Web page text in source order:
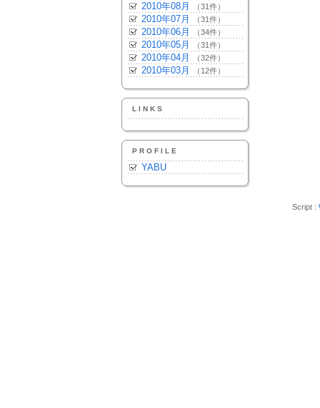
2010年08月 （31件）
2010年07月 （31件）
2010年06月 （34件）
2010年05月 （31件）
2010年04月 （32件）
2010年03月 （12件）
LINKS
PROFILE
YABU
Script :